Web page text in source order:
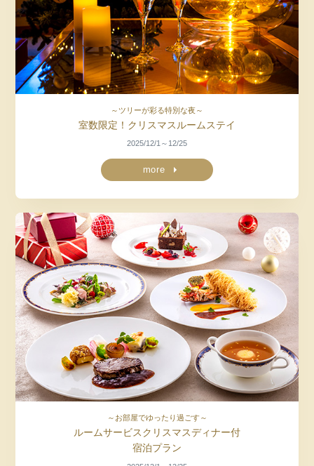
～ツリーが彩る特別な夜～
室数限定！クリスマスルームステイ
2025/12/1～12/25
more
～お部屋でゆったり過ごす～
ルームサービスクリスマスディナー付
宿泊プラン